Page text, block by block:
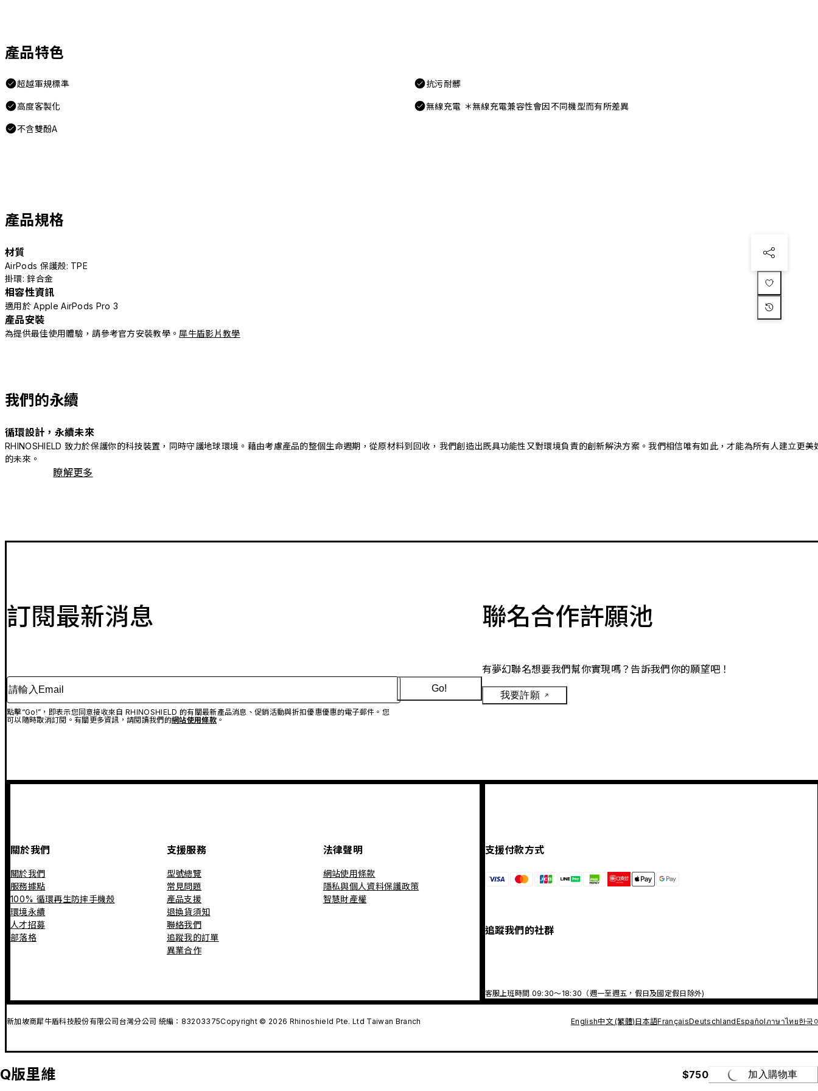
產品特色
超越軍規標準 抗污耐髒
高度客製化 無線充電 ＊無線充電兼容性會因不同機型而有所差異
不含雙酚A
產品規格
材質
AirPods 保護殼: TPE
掛環: 鋅合金
相容性資訊
適用於 Apple AirPods Pro 3
產品安裝
為提供最佳使用體驗，請參考官方安裝教學。 犀牛盾影片教學
我們的永續
循環設計，永續未來
RHINOSHIELD 致力於保護你的科技裝置，同時守護地球環境。藉由考慮產品的整個生命週期，從原材料到回收，我們創造出既具功能性又對環境負責的創新解決方案。我們相信唯有如此，才能為所有人建立更美
的未來。
瞭解更多
$750 加入購物車
Q版里維
訂閱最新消息
請輸入Email
點擊“Go!”，即表示您同意接收來自 RHINOSHIELD 的有關最新產品消息、促銷活動與折扣優惠優惠的電子郵件。您
可以隨時取消訂閱。有關更多資訊，請閱讀我們的網站使用條款。
Go!
聯名合作許願池
有夢幻聯名想要我們幫你實現嗎？告訴我們你的願望吧！
我要許願
關於我們
關於我們
服務據點
100% 循環再生防摔手機殼
環境永續
人才招募
部落格
支援服務
型號總覽
常見問題
產品支援
退換貨須知
聯絡我們
追蹤我的訂單
異業合作
法律聲明
網站使用條款
隱私與個人資料保護政策
智慧財產權
支援付款方式
追蹤我們的社群
客服上班時間 09:30～18:30（週一至週五，假日及國定假日除外)
English中文 (繁體)日本語FrançaisDeutschlandEspañolภาษาไทย한국
新加坡商犀牛盾科技股份有限公司台灣分公司 統編：83203375Copyright © 2026 Rhinoshield Pte. Ltd Taiwan Branch